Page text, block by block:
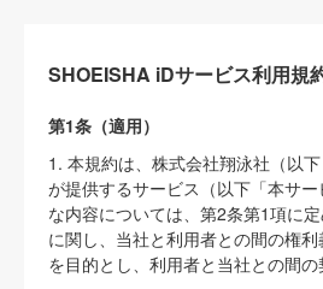
SHOEISHA iDサービス利用規
第1条（適用）
1. 本規約は、株式会社翔泳社（以下
が提供するサービス（以下「本サ
な内容については、第2条第1項に定
に関し、当社と利用者との間の権
を目的とし、利用者と当社との間の